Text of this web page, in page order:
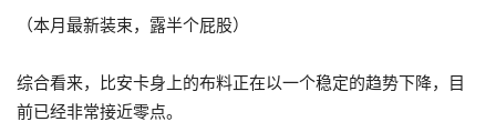
（本月最新装束，露半个屁股）
综合看来，比安卡身上的布料正在以一个稳定的趋势下降，目
前已经非常接近零点。